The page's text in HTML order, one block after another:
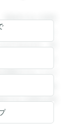
録すると回答
閲覧すること
できます。登
すると回答を
覧することが
きます。登録
ると回答を閲